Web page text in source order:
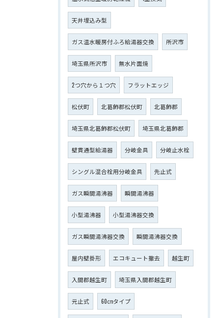
天井埋込み型
ガス温水暖房付ふろ給湯器交換 所沢市
埼玉県所沢市 無水片面焼
2つ穴から１つ穴 フラットエッジ
松伏町 北葛飾郡松伏町 北葛飾郡
埼玉県北葛飾郡松伏町 埼玉県北葛飾郡
壁貫通型給湯器 分岐金具 分岐止水栓
シングル混合栓用分岐金具 先止式
ガス瞬間湯沸器 瞬間湯沸器
小型湯沸器 小型湯沸器交換
ガス瞬間湯沸器交換 瞬間湯沸器交換
屋内壁掛形 エコキュート撤去 越生町
入間郡越生町 埼玉県入間郡越生町
元止式 60㎝タイプ